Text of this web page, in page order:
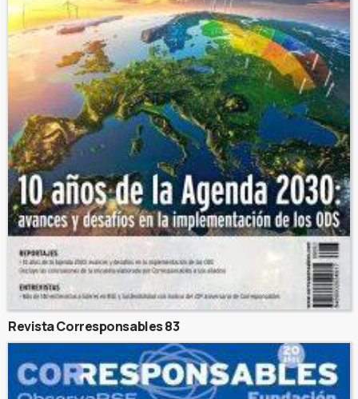
Revista Corresponsables 83